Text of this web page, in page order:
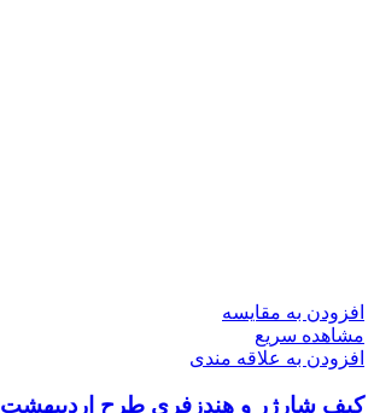
افزودن به مقایسه
مشاهده سریع
افزودن به علاقه مندی
کیف شارژر و هندزفری طرح اردیبهشت